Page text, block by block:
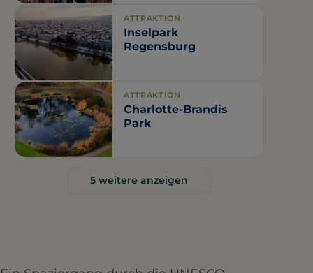
ATTRAKTION
Inselpark
Regensburg
ATTRAKTION
Charlotte-Brandis
Park
5 weitere anzeigen